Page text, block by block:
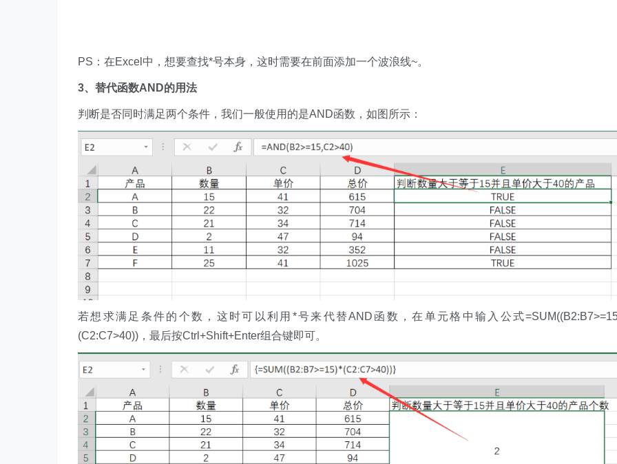
PS：在Excel中，想要查找*号本身，这时需要在前面添加一个波浪线~。
3、替代函数AND的用法
判断是否同时满足两个条件，我们一般使用的是AND函数，如图所示：
若想求满足条件的个数，这时可以利用*号来代替AND函数，在单元格中输入公式
(C2:C7>40))，最后按Ctrl+Shift+Enter组合键即可。